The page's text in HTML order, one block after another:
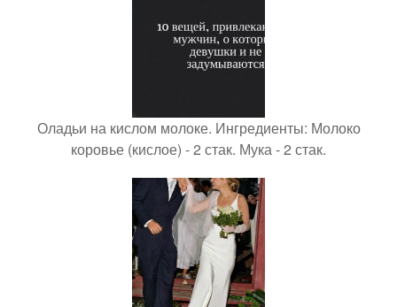
Оладьи на кислом молоке. Ингредиенты: Молоко
коровье (кислое) - 2 стак. Мука - 2 стак.